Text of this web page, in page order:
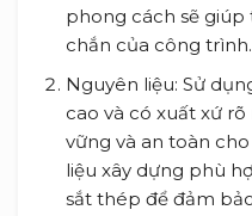
phong cách sẽ
chắn của công trình.
Nguyên liệu: Sử
cao và có xuất xứ
vững và an toàn
liệu xây dựng phù
sắt thép để đảm